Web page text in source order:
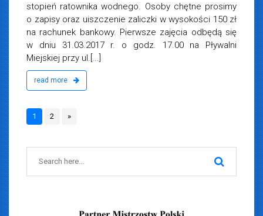
stopień ratownika wodnego. Osoby chętne prosimy
o zapisy oraz uiszczenie zaliczki w wysokości 150 zł
na rachunek bankowy. Pierwsze zajęcia odbędą się
w dniu 31.03.2017 r. o godz. 17.00 na Pływalni
Miejskiej przy ul.[...]
read more
1 2 »